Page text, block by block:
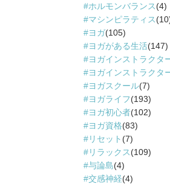
ホルモンバランス(4)
マシンピラティス
ヨガ(105)
ヨガがある生活(147)
ヨガインストラクタ
ヨガインストラクタ
ヨガスクール(7)
ヨガライフ(193)
ヨガ初心者(102)
ヨガ資格(83)
リセット (7)
リラックス(109)
与論島(4)
交感神経(4)